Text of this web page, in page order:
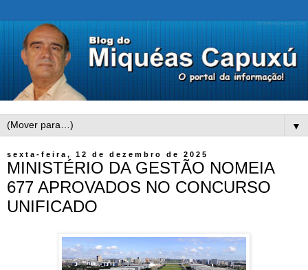
▼
sexta-feira, 12 de dezembro de 2025
MINISTÉRIO DA GESTÃO NOMEIA
677 APROVADOS NO CONCURSO
UNIFICADO